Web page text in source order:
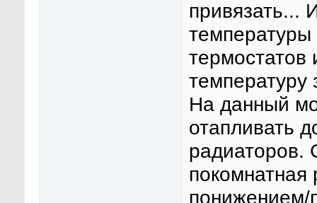
привязать...
температуры
температуру
На данный
отапливать
радиаторов.
покомнатная